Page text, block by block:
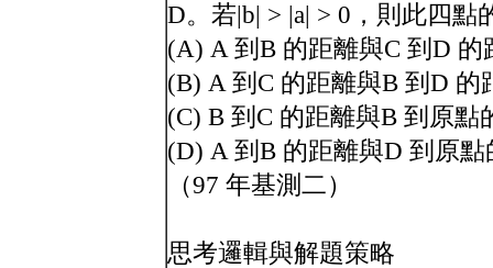
D。若|b| > |a| > 0，則此四
(A) A 到B 的距離與C 到D 的
(B) A 到C 的距離與B 到D 的
(C) B 到C 的距離與B 到原點
(D) A 到B 的距離與D 到原
（97 年基測二）
思考邏輯與解題策略